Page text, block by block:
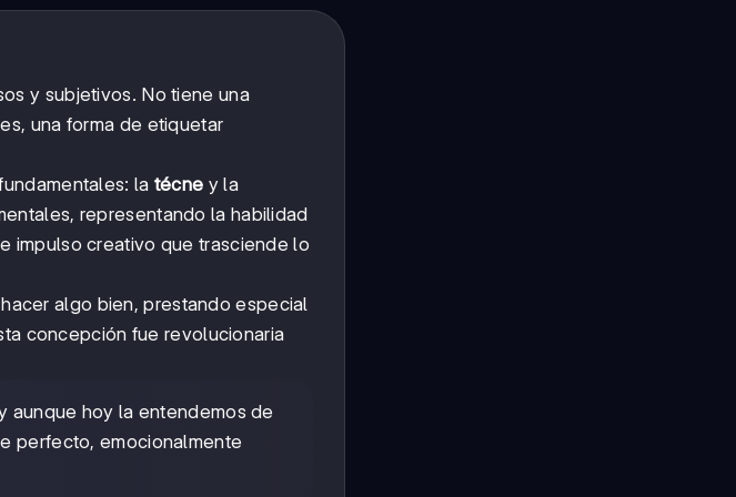
y subjetivos. No tiene una
una forma de etiquetar
la técne y la
representando la habilidad
impulso creativo que trasciende lo
algo bien, prestando especial
concepción fue revolucionaria
aunque hoy la entendemos de
perfecto, emocionalmente